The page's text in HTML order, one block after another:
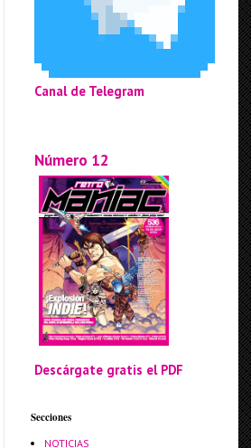
Canal de Telegram
Número 12
Descárgate gratis el PDF
Secciones
NOTICIAS